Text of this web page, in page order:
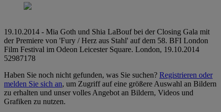
19.10.2014 - Mia Goth und Shia LaBouf bei der Closing Gala mit
der Premiere von 'Fury / Herz aus Stahl' auf dem 58. BFI London
Film Festival im Odeon Leicester Square. London, 19.10.2014
52987178
Haben Sie noch nicht gefunden, was Sie suchen? Registrieren oder
melden Sie sich an, um Zugriff auf eine größere Auswahl an Bildern
zu erhalten und unser volles Angebot an Bildern, Videos und
Grafiken zu nutzen.